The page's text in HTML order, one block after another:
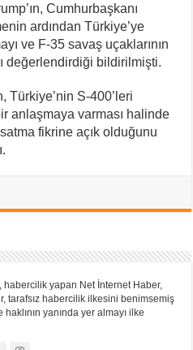
Cumhurbaşkanı
ardından Türkiye’ye
ve F-35 savaş uçaklarının
değerlendirdiği bildirilmişti.
Türkiye’nin S-400’leri
anlaşmaya varması halinde
fikrine açık olduğunu
habercilik yapan Net İnternet Haber,
tarafsız habercilik ilkesini benimsemiş
haklının yanında yer almayı ilke